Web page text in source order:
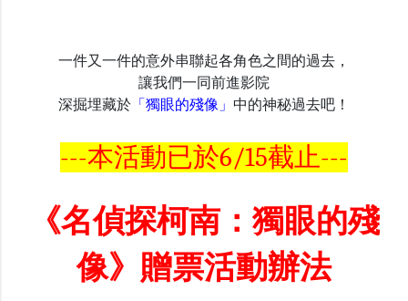
一件又一件的意外串聯起各角色之間的過去，
讓我們一同前進影院
深掘埋藏於 「獨眼的殘像」 中的神秘過去吧！
---本活動已於6/15截止---
《名偵探柯南：獨眼的殘
像》贈票活動辦法